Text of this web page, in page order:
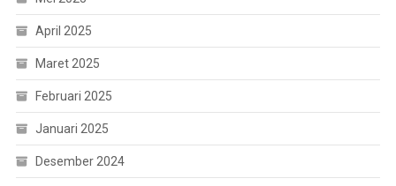
April 2025
Maret 2025
Februari 2025
Januari 2025
Desember 2024